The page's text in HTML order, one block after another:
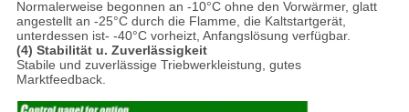
Normalerweise begonnen an -10°C ohne den Vorwärmer, glatt
angestellt an -25°C durch die Flamme, die Kaltstartgerät,
unterdessen ist- -40°C vorheizt, Anfangslösung verfügbar.
(4) Stabilität u. Zuverlässigkeit
Stabile und zuverlässige Triebwerkleistung, gutes
Marktfeedback.